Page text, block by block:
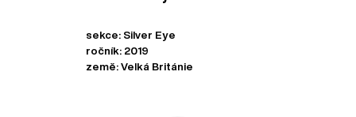
sekce: Silver Eye
ročník: 2019
země: Velká Británie